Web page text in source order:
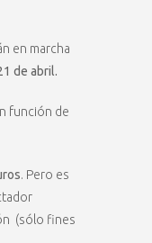
en marcha
de abril.
función de
. Pero es
(sólo fines